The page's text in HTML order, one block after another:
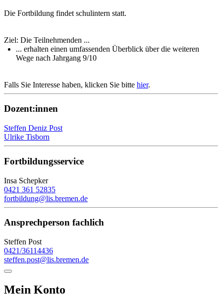
Die Fortbildung findet schulintern statt.
Ziel: Die Teilnehmenden ...
... erhalten einen umfassenden Überblick über die weiteren
Wege nach Jahrgang 9/10
Falls Sie Interesse haben, klicken Sie bitte hier.
Dozent:innen
Steffen Deniz Post
Ulrike Tisborn
Fortbildungsservice
Insa Schepker
0421 361 52835
fortbildung@lis.bremen.de
Ansprechperson fachlich
Steffen Post
0421/36114436
steffen.post@lis.bremen.de
Mein Konto